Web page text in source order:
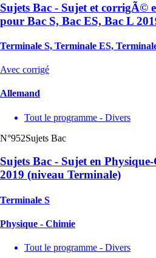
Sujets Bac - Sujet et corrigÃ©
pour Bac S, Bac ES, Bac L
Terminale S, Terminale ES,
Avec corrigé
Allemand
Tout le programme - Divers
N°952Sujets Bac
Sujets Bac - Sujet en
2019 (niveau Terminale)
Terminale S
Physique - Chimie
Tout le programme - Divers